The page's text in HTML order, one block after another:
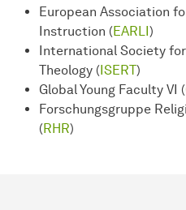
European Association
Instruction (EARLI )
International Society
Theology ( ISERT)
Global Young Faculty VI (
Forschungsgruppe
(RHR)